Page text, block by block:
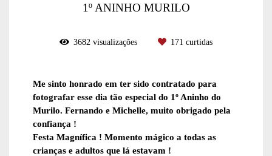
1º ANINHO MURILO
3682 visualizações 171 curtidas
Me sinto honrado em ter sido contratado para
fotografar esse dia tão especial do 1º Aninho do
Murilo. Fernando e Michelle, muito obrigado pela
confiança !
Festa Magnífica ! Momento mágico a todas as
crianças e adultos que lá estavam !